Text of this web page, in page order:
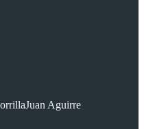
Juan Aguirre